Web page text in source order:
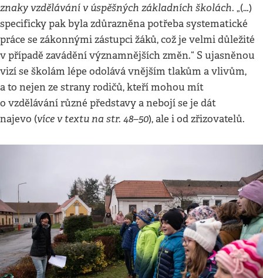
znaky vzdělávání v úspěšných základních školách. „(…)
specificky pak byla zdůrazněna potřeba systematické
práce se zákonnými zástupci žáků, což je velmi důležité
v případě zavádění významnějších změn.“ S ujasněnou
vizí se školám lépe odolává vnějším tlakům a vlivům,
a to nejen ze strany rodičů, kteří mohou mít
o vzdělávání různé představy a nebojí se je dát
najevo (více v textu na str. 48–50), ale i od zřizovatelů.